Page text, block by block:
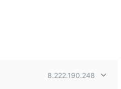
8.222.190.248